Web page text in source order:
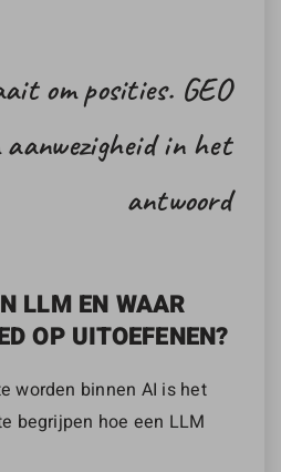
om posities. GEO
in het
antwoord
LLM EN WAAR
OP UITOEFENEN?
worden binnen AI is het
begrijpen hoe een LLM